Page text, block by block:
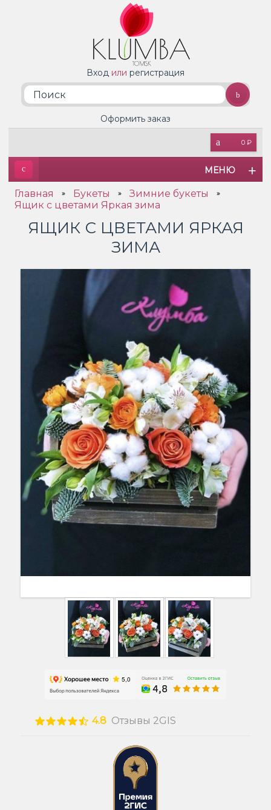
Вход или регистрация
0 ₽
Оформить заказ
МЕНЮ
Главная » Букеты » Зимние букеты »
Ящик с цветами Яркая зима
ЯЩИК С ЦВЕТАМИ ЯРКАЯ
ЗИМА
4.8 Отзывы 2GIS